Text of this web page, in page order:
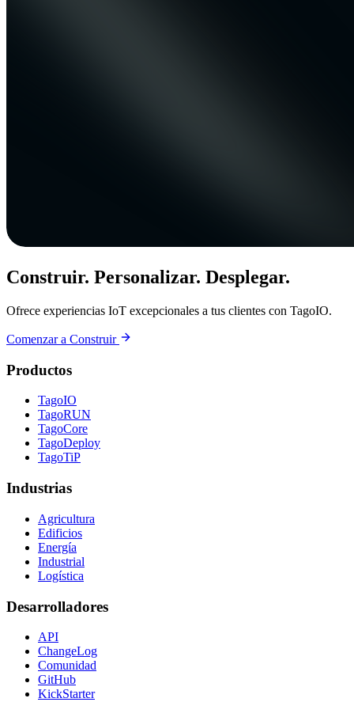
Construir. Personalizar. Desplegar.
Ofrece experiencias IoT excepcionales a tus clientes con TagoIO.
Comenzar a Construir
Productos
TagoIO
TagoRUN
TagoCore
TagoDeploy
TagoTiP
Industrias
Agricultura
Edificios
Energía
Industrial
Logística
Desarrolladores
API
ChangeLog
Comunidad
GitHub
KickStarter